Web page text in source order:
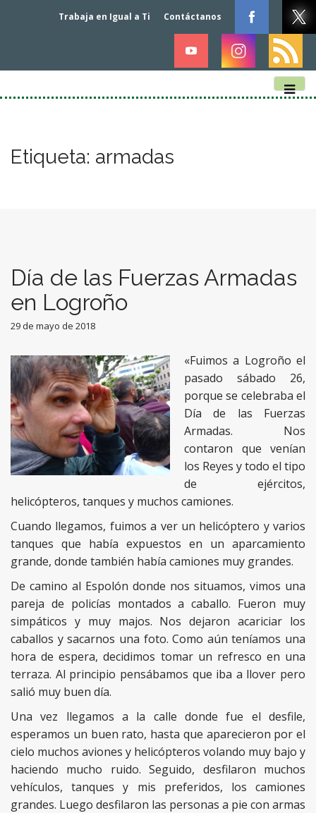
M
n
m
tEtiqueta: armadas
Día de las Fuerzas Armadas
en Logroño
29 de mayo de 2018
«Fuimos a Logroño el
pasado sábado 26,
porque se celebraba el
Día de las Fuerzas
Armadas. Nos
contaron que venían
los Reyes y todo el tipo
de ejércitos,
helicópteros, tanques y muchos camiones.
Cuando llegamos, fuimos a ver un helicóptero y varios
tanques que había expuestos en un aparcamiento
grande, donde también había camiones muy grandes.
De camino al Espolón donde nos situamos, vimos una
pareja de policías montados a caballo. Fueron muy
simpáticos y muy majos. Nos dejaron acariciar los
caballos y sacarnos una foto. Como aún teníamos una
hora de espera, decidimos tomar un refresco en una
terraza. Al principio pensábamos que iba a llover pero
salió muy buen día.
Una vez llegamos a la calle donde fue el desfile,
esperamos un buen rato, hasta que aparecieron por el
cielo muchos aviones y helicópteros volando muy bajo y
haciendo mucho ruido. Seguido, desfilaron muchos
vehículos, tanques y mis preferidos, los camiones
grandes. Luego desfilaron las personas a pie con armas
Trabaja en Igual a Ti Contáctanos